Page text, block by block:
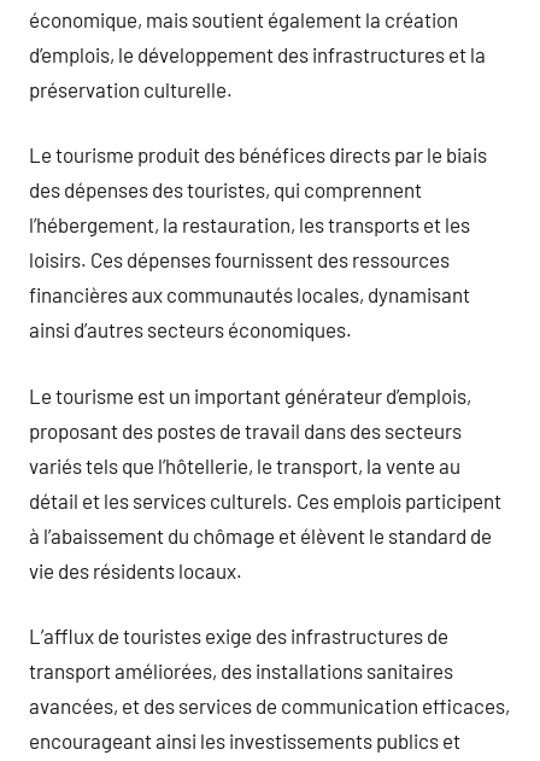
économique, mais soutient également la création
d’emplois, le développement des infrastructures et la
préservation culturelle.
Le tourisme produit des bénéfices directs par le biais
des dépenses des touristes, qui comprennent
l’hébergement, la restauration, les transports et les
loisirs. Ces dépenses fournissent des ressources
financières aux communautés locales, dynamisant
ainsi d’autres secteurs économiques.
Le tourisme est un important générateur d’emplois,
proposant des postes de travail dans des secteurs
variés tels que l’hôtellerie, le transport, la vente au
détail et les services culturels. Ces emplois participent
à l’abaissement du chômage et élèvent le standard de
vie des résidents locaux.
L’afflux de touristes exige des infrastructures de
transport améliorées, des installations sanitaires
avancées, et des services de communication efficaces,
encourageant ainsi les investissements publics et